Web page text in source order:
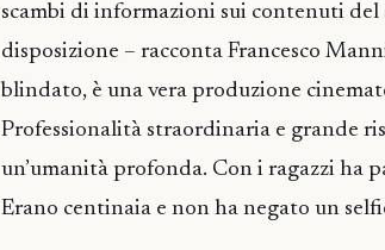
scambi di informazioni sui contenuti del
disposizione – racconta Francesco
blindato, è una vera produzione
Professionalità straordinaria e grande
un’umanità profonda. Con i ragazzi ha
Erano centinaia e non ha negato un